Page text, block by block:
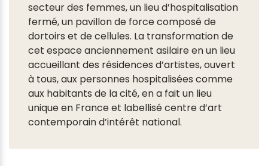
secteur des femmes, un lieu d’hospitalisation
fermé, un pavillon de force composé de
dortoirs et de cellules. La transformation de
cet espace anciennement asilaire en un lieu
accueillant des résidences d’artistes, ouvert
à tous, aux personnes hospitalisées comme
aux habitants de la cité, en a fait un lieu
unique en France et labellisé centre d’art
contemporain d’intérêt national.